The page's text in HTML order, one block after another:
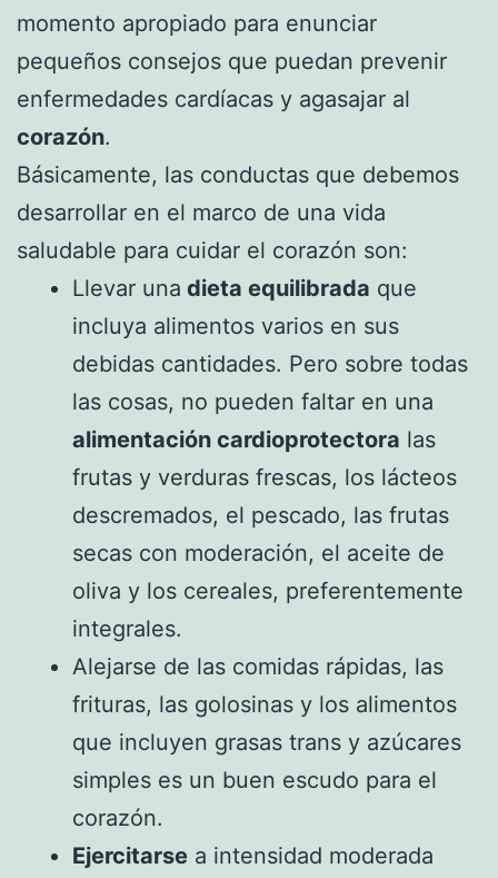
momento apropiado para enunciar
pequeños consejos que puedan prevenir
enfermedades cardíacas y agasajar al
corazón.
Básicamente, las conductas que debemos
desarrollar en el marco de una vida
saludable para cuidar el corazón son:
Llevar una dieta equilibrada que
incluya alimentos varios en sus
debidas cantidades. Pero sobre todas
las cosas, no pueden faltar en una
alimentación cardioprotectora las
frutas y verduras frescas, los lácteos
descremados, el pescado, las frutas
secas con moderación, el aceite de
oliva y los cereales, preferentemente
integrales.
Alejarse de las comidas rápidas, las
frituras, las golosinas y los alimentos
que incluyen grasas trans y azúcares
simples es un buen escudo para el
corazón.
Ejercitarse a intensidad moderada